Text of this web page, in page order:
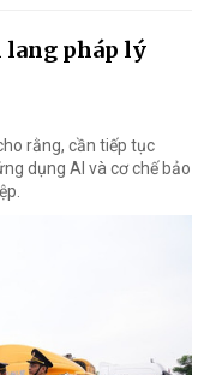
lang pháp lý
rằng, cần tiếp tục
dụng AI và cơ chế bảo